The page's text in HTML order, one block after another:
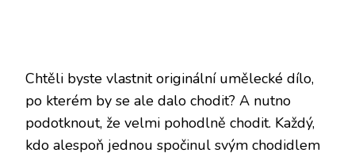
Chtěli byste vlastnit originální umělecké dílo,
po kterém by se ale dalo chodit? A nutno
podotknout, že velmi pohodlně chodit. Každý,
kdo alespoň jednou spočinul svým chodidlem